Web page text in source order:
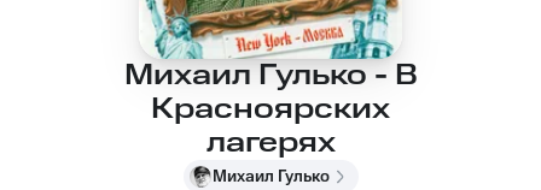
Михаил Гулько - В
Красноярских
лагерях
Михаил Гулько